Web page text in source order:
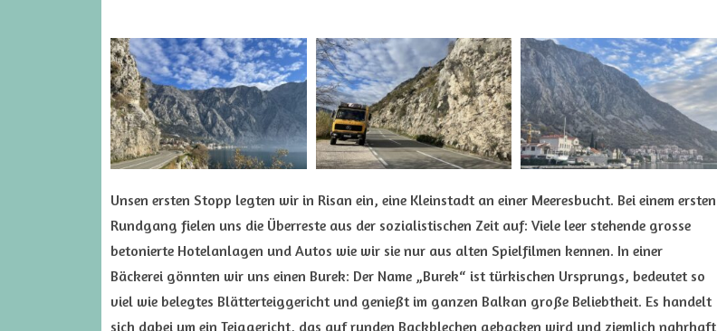
Unsen ersten Stopp legten wir in Risan ein, eine Kleinstadt an einer Meeresbucht. Bei einem ersten
Rundgang fielen uns die Überreste aus der sozialistischen Zeit auf: Viele leer stehende grosse
betonierte Hotelanlagen und Autos wie wir sie nur aus alten Spielfilmen kennen. In einer
Bäckerei gönnten wir uns einen Burek: Der Name „Burek“ ist türkischen Ursprungs, bedeutet so
viel wie belegtes Blätterteiggericht und genießt im ganzen Balkan große Beliebtheit. Es handelt
sich dabei um ein Teiggericht, das auf runden Backblechen gebacken wird und ziemlich nahrhaft